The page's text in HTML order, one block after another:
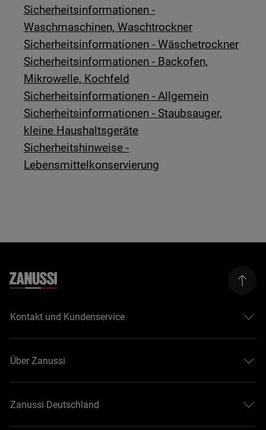
Sicherheitsinformationen -
Waschmaschinen, Waschtrockner
Sicherheitsinformationen - Wäschetrockner
Sicherheitsinformationen - Backofen,
Mikrowelle, Kochfeld
Sicherheitsinformationen - Allgemein
Sicherheitsinformationen - Staubsauger,
kleine Haushaltsgeräte
Sicherheitshinweise -
Lebensmittelkonservierung
Kontakt und Kundenservice
Über Zanussi
Zanussi Deutschland